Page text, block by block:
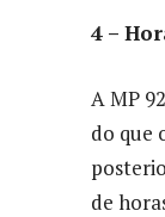
4 –
A MP
do que
de